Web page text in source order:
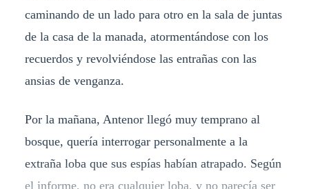
caminando de un lado para otro en la sala de juntas
de la casa de la manada, atormentándose con los
recuerdos y revolviéndose las entrañas con las
ansias de venganza.
Por la mañana, Antenor llegó muy temprano al
bosque, quería interrogar personalmente a la
extraña loba que sus espías habían atrapado. Según
el informe, no era cualquier loba, y no parecía ser